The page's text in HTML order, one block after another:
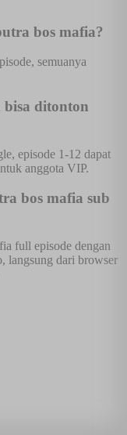
bos mafia?
semuanya
ditonton
episode 1-12 dapat
anggota VIP.
bos mafia sub
full episode dengan
langsung dari browser